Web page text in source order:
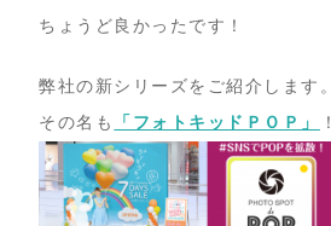
ちょうど良かったです！
弊社の新シリーズをご紹介します。
その名も
「フォトキッドＰＯＰ」 ！